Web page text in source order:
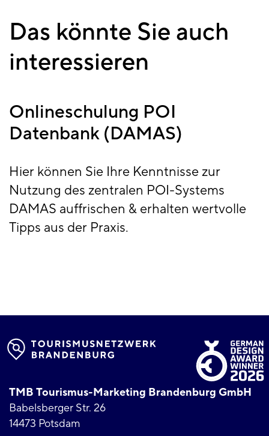
Das könnte Sie auch
interessieren
Onlineschulung POI
Datenbank (DAMAS)
Hier können Sie Ihre Kenntnisse zur
Nutzung des zentralen POI-Systems
DAMAS auffrischen & erhalten wertvolle
Tipps aus der Praxis.
TMB Tourismus-Marketing Brandenburg GmbH
Babelsberger Str. 26
14473 Potsdam